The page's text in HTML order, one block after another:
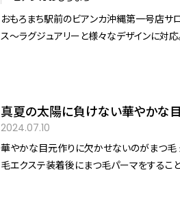
ル/マグネットネイル
おもろまち駅前のビアンカ沖縄第一号店サ
ス〜ラグジュアリーと様々なデザインに対
真夏の太陽に負けない華やかな
2024.07.10
華やかな目元作りに欠かせないのがまつ毛 最近の人気急上昇は「＆ヘルシー」 まつ
毛エクステ装着後にまつ毛パーマをするこ